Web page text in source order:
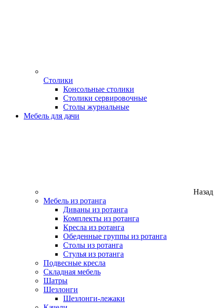
Столики
Консольные столики
Столики сервировочные
Столы журнальные
Мебель для дачи
Назад
Мебель из ротанга
Диваны из ротанга
Комплекты из ротанга
Кресла из ротанга
Обеденные группы из ротанга
Столы из ротанга
Стулья из ротанга
Подвесные кресла
Складная мебель
Шатры
Шезлонги
Шезлонги-лежаки